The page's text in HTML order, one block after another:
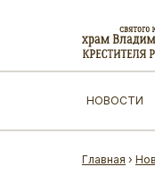
НОВОСТИ
Главная ›